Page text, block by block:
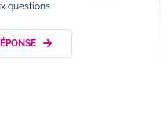
questions